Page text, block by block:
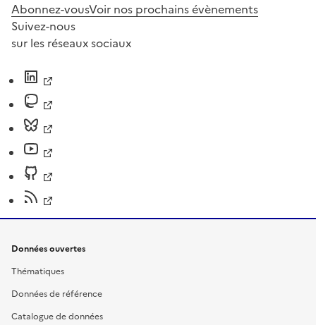
Abonnez-vousVoir nos prochains évènements
Suivez-nous
sur les réseaux sociaux
Données ouvertes
Thématiques
Données de référence
Catalogue de données